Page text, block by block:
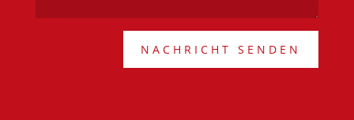
NACHRICHT SENDEN